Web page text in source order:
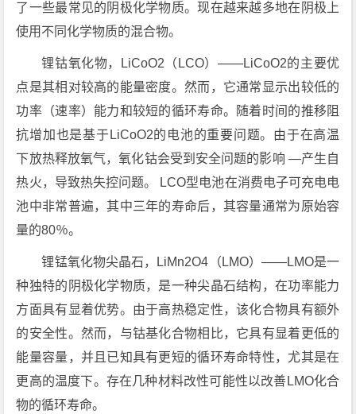
了一些最常见的阴极化学物质。现在越来越多地在阴极上
使用不同化学物质的混合物。
锂钴氧化物，LiCoO2（LCO）——LiCoO2的主要优
点是其相对较高的能量密度。然而，它通常显示出较低的
功率（速率）能力和较短的循环寿命。随着时间的推移阻
抗增加也是基于LiCoO2的电池的重要问题。由于在高温
下放热释放氧气，氧化钴会受到安全问题的影响 —产生自
热火，导致热失控问题。 LCO型电池在消费电子可充电电
池中非常普遍，其中三年的寿命后，其容量通常为原始容
量的80％。
锂锰氧化物尖晶石，LiMn2O4（LMO）——LMO是一
种独特的阴极化学物质，是一种尖晶石结构，在功率能力
方面具有显着优势。由于高热稳定性，该化合物具有额外
的安全性。然而，与钴基化合物相比，它具有显着更低的
能量容量，并且已知具有更短的循环寿命特性，尤其是在
更高的温度下。存在几种材料改性可能性以改善LMO化合
物的循环寿命。